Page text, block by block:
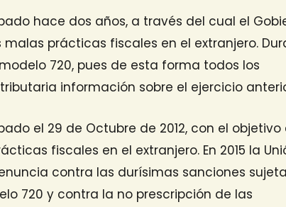
hace dos años, a través del cual el
prácticas fiscales en el extranjero.
720, pues de esta forma todos los
información sobre el ejercicio
el 29 de Octubre de 2012, con el objetivo
fiscales en el extranjero. En 2015 la
contra las durísimas sanciones
720 y contra la no prescripción de las